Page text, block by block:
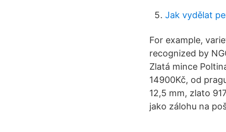
Jak vydělat
For example,
recognized by
Zlatá mince
14900Kč, od
12,5 mm, zlato
jako zálohu na